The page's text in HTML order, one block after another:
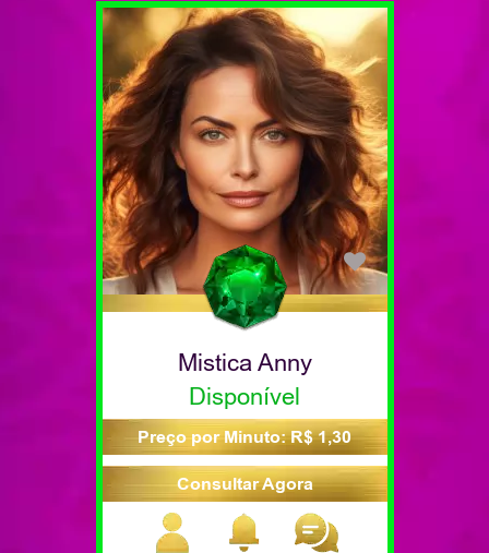
Mistica Anny
Disponível
Preço por Minuto: R$ 1,30
Consultar Agora